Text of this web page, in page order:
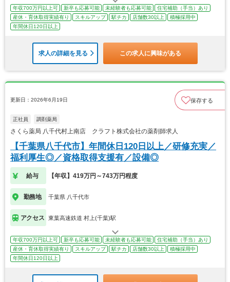
年収700万円以上可 新卒も応募可能 未経験者も応募可能
住宅補助（手当）あり
産休・育休取得実績有り
スキルアップ 駅チカ 店舗数30以上
積極採用中
年間休日120日以上
求人の詳細を見る この求人に興味がある
更新日：2026年6月19日 保存する
正社員 調剤薬局
さくら薬局 八千代村上南店 クラフト株式会社の薬剤師求人
【千葉県八千代市】年間休日120日以上／研修充実／
福利厚生◎／資格取得支援有／設備◎
給与 【年収】419万円～743万円程度
勤務地 千葉県 八千代市
アクセス 東葉高速鉄道 村上(千葉)駅
年収700万円以上可 新卒も応募可能 未経験者も応募可能
住宅補助（手当）あり
産休・育休取得実績有り
スキルアップ 駅チカ 店舗数30以上
積極採用中
年間休日120日以上